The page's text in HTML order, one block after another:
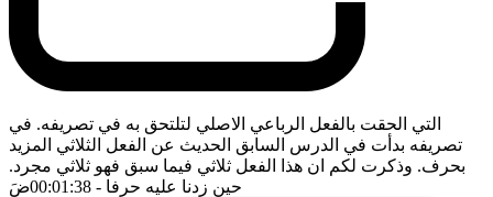
التي الحقت بالفعل الرباعي الاصلي لتلتحق به في تصريفه. في
تصريفه بدأت في الدرس السابق الحديث عن الفعل الثلاثي المزيد
بحرف. وذكرت لكم ان هذا الفعل ثلاثي فيما سبق فهو ثلاثي مجرد.
حين زدنا عليه حرفا - 00:01:38 ضَ